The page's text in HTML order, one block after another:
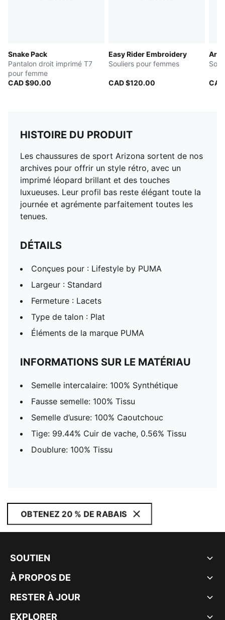
Snake Pack
Pantalon droit imprimé T7
pour femme
CAD $90.00
Easy Rider Embroidery
Souliers pour femmes
CAD $120.00
HISTOIRE DU PRODUIT
Les chaussures de sport Arizona sortent de nos
archives pour offrir un style rétro, avec un
imprimé léopard brillant et des touches
luxueuses. Leur profil bas reste élégant toute la
journée et agrémente parfaitement toutes les
tenues.
DÉTAILS
Conçues pour : Lifestyle by PUMA
Largeur : Standard
Fermeture : Lacets
Type de talon : Plat
Éléments de la marque PUMA
INFORMATIONS SUR LE MATÉRIAU
Semelle intercalaire: 100% Synthétique
Fausse semelle: 100% Tissu
Semelle d’usure: 100% Caoutchouc
Tige: 99.44% Cuir de vache, 0.56% Tissu
Doublure: 100% Tissu
OBTENEZ 20 % DE RABAIS
SOUTIEN
À PROPOS DE
RESTER À JOUR
EXPLORER